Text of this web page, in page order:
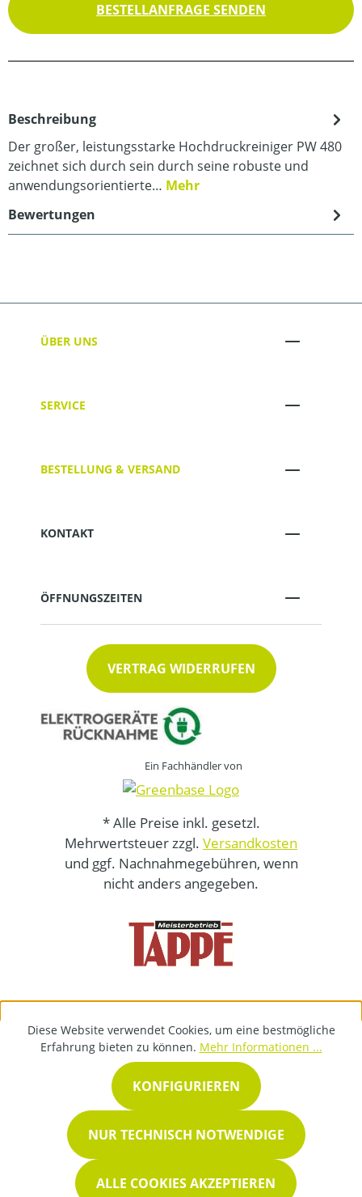
BESTELLANFRAGE SENDEN
Beschreibung
Der großer, leistungsstarke Hochdruckreiniger PW 480
zeichnet sich durch sein durch seine robuste und
anwendungsorientierte… Mehr
Bewertungen
ÜBER UNS
SERVICE
BESTELLUNG & VERSAND
KONTAKT
ÖFFNUNGSZEITEN
VERTRAG WIDERRUFEN
Ein Fachhändler von
* Alle Preise inkl. gesetzl.
Mehrwertsteuer zzgl. Versandkosten
und ggf. Nachnahmegebühren, wenn
nicht anders angegeben.
Diese Website verwendet Cookies, um eine bestmögliche
Erfahrung bieten zu können. Mehr Informationen ...
NUR TECHNISCH NOTWENDIGE
KONFIGURIEREN
ALLE COOKIES AKZEPTIEREN